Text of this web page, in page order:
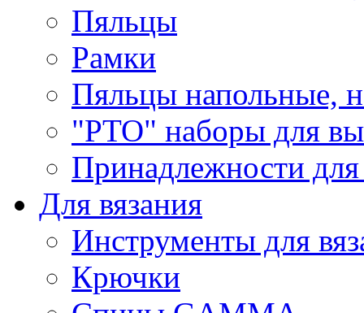
Пяльцы
Рамки
Пяльцы напольные,
"РТО" наборы для
Принадлежности
Для вязания
Инструменты для
Крючки